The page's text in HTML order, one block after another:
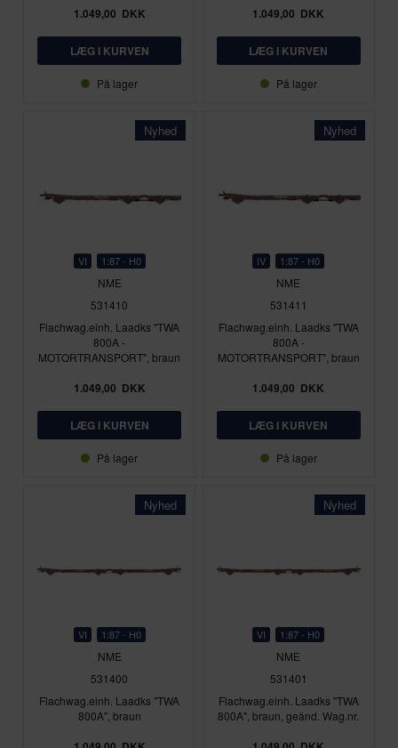
1.049,00 DKK
På lager
1.049,00 DKK
På lager
Nyhed
VI 1:87 - H0
NME
531410
Flachwag.einh. Laadks "TWA
800A -
MOTORTRANSPORT", braun
1.049,00 DKK
På lager
Nyhed
IV 1:87 - H0
NME
531411
Flachwag.einh. Laadks "TWA
800A -
MOTORTRANSPORT", braun
1.049,00 DKK
På lager
Nyhed
VI 1:87 - H0
NME
531400
Flachwag.einh. Laadks "TWA
800A", braun
Nyhed
VI 1:87 - H0
NME
531401
Flachwag.einh. Laadks "TWA
800A", braun, geänd. Wag.nr.